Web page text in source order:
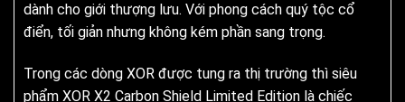
dành cho giới thượng lưu. Với phong cách quý tộc cổ
điển, tối giản nhưng không kém phần sang trọng.
Trong các dòng XOR được tung ra thị trường thì siêu
phẩm XOR X2 Carbon Shield Limited Edition là chiếc